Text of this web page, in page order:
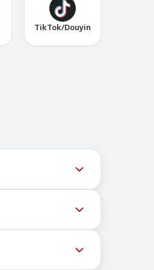
TikTok/Douyin